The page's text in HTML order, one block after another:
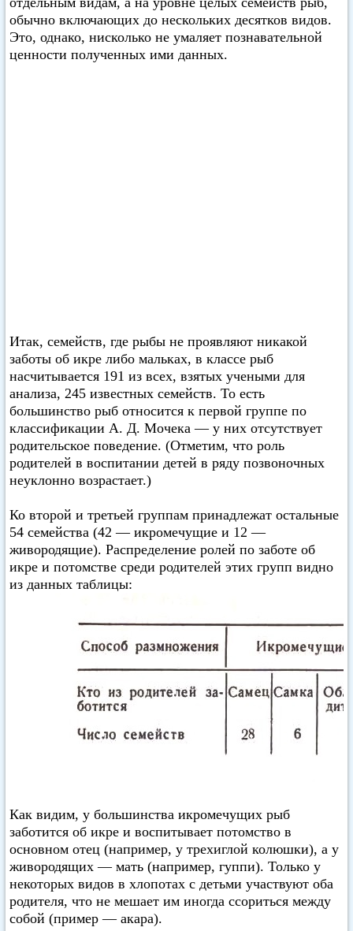
обычно включающих до нескольких десятков видов.
Это, однако, нисколько не умаляет познавательной
ценности полученных ими данных.
Итак, семейств, где рыбы не проявляют никакой
заботы об икре либо мальках, в классе рыб
насчитывается 191 из всех, взятых учеными для
анализа, 245 известных семейств. То есть
большинство рыб относится к первой группе по
классификации А. Д. Мочека — у них отсутствует
родительское поведение. (Отметим, что роль
родителей в воспитании детей в ряду позвоночных
неуклонно возрастает.)
Ко второй и третьей группам принадлежат остальные
54 семейства (42 — икромечущие и 12 —
живородящие). Распределение ролей по заботе об
икре и потомстве среди родителей этих групп видно
из данных таблицы:
Как видим, у большинства икромечущих рыб
заботится об икре и воспитывает потомство в
основном отец (например, у трехиглой колюшки), а у
живородящих — мать (например, гуппи). Только у
некоторых видов в хлопотах с детьми участвуют оба
родителя, что не мешает им иногда ссориться между
собой (пример — акара).